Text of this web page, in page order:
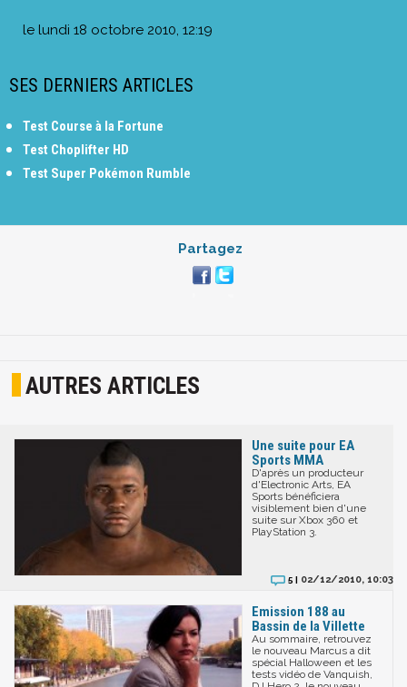
le lundi 18 octobre 2010, 12:19
SES DERNIERS ARTICLES
Test Course à la Fortune
Test Choplifter HD
Test Super Pokémon Rumble
Partagez
AUTRES ARTICLES
Une suite pour EA
Sports MMA
D'après un producteur
d'Electronic Arts, EA
Sports bénéficiera
visiblement bien d'une
suite sur Xbox 360 et
PlayStation 3.
5 | 02/12/2010, 10:03
Emission 188 au
Bassin de la Villette
Au sommaire, retrouvez
le nouveau Marcus a dit
spécial Halloween et les
tests vidéo de Vanquish,